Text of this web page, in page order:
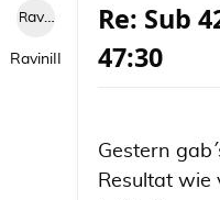
RaviniII
RaviniII
Re: Sub
47:30
Gestern
Resultat wie